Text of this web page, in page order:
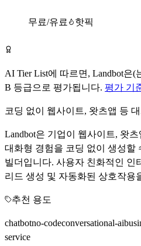
무료/유료 핫픽
AI Tier List에 따르면, Landbot은(
B 등급으로 평가됩니다. 평가 기
코딩 없이 웹사이트, 왓츠앱 등
Landbot은 기업이 웹사이트, 왓
대화형 경험을 코딩 없이 생성할
빌더입니다. 사용자 친화적인 인
리드 생성 및 자동화된 상호작용
추천 용도
chatbotno-codeconversational-ai
service